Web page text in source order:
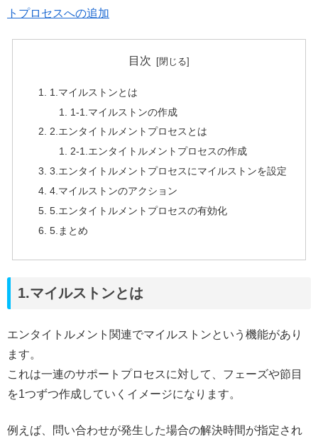
トプロセスへの追加
目次
1.マイルストンとは
1-1.マイルストンの作成
2.エンタイトルメントプロセスとは
2-1.エンタイトルメントプロセスの作成
3.エンタイトルメントプロセスにマイルストンを設定
4.マイルストンのアクション
5.エンタイトルメントプロセスの有効化
5.まとめ
1.マイルストンとは
エンタイトルメント関連でマイルストンという機能があり
ます。
これは一連のサポートプロセスに対して、フェーズや節目
を1つずつ作成していくイメージになります。
例えば、問い合わせが発生した場合の解決時間が指定され